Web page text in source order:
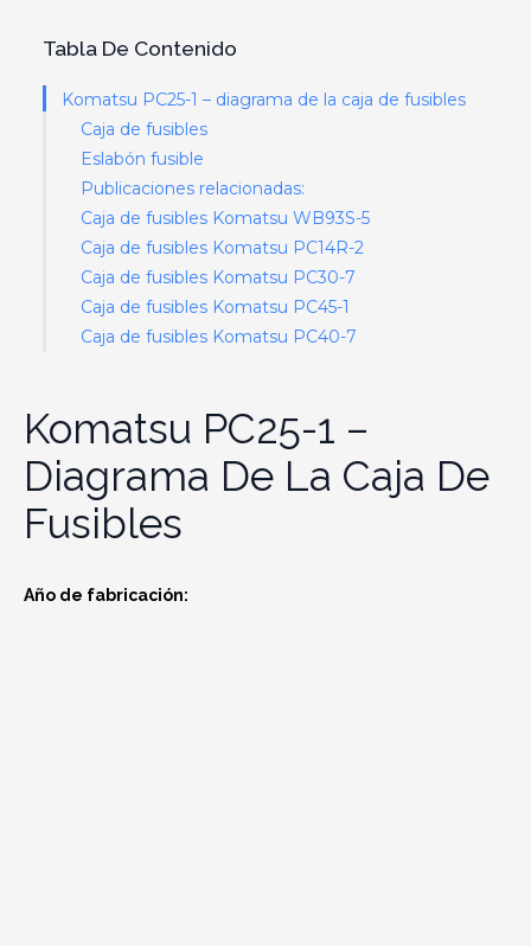
Tabla De Contenido
Komatsu PC25-1 – diagrama de la caja de fusibles
Caja de fusibles
Eslabón fusible
Publicaciones relacionadas:
Caja de fusibles Komatsu WB93S-5
Caja de fusibles Komatsu PC14R-2
Caja de fusibles Komatsu PC30-7
Caja de fusibles Komatsu PC45-1
Caja de fusibles Komatsu PC40-7
Komatsu PC25-1 –
Diagrama De La Caja De
Fusibles
Año de fabricación: